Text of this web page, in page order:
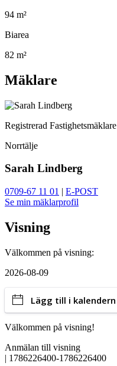
94 m²
Biarea
82 m²
Mäklare
Registrerad Fastighetsmäklare
Norrtälje
Sarah Lindberg
0709-67 11 01 | E-POST
Se min mäklarprofil
Visning
Välkommen på visning:
2026-08-09
Lägg till i kalendern
Välkommen på visning!
Anmälan till visning
| 1786226400-1786226400